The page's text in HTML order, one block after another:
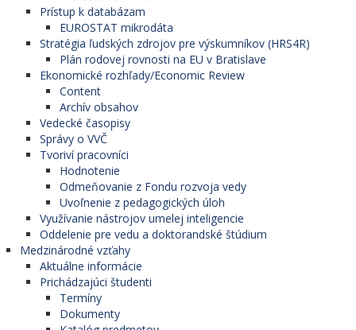
Prístup k databázam
EUROSTAT mikrodáta
Stratégia ľudských zdrojov pre výskumníkov (HRS4R)
Plán rodovej rovnosti na EU v Bratislave
Ekonomické rozhľady/Economic Review
Content
Archív obsahov
Vedecké časopisy
Správy o VVČ
Tvoriví pracovníci
Hodnotenie
Odmeňovanie z Fondu rozvoja vedy
Uvoľnenie z pedagogických úloh
Využívanie nástrojov umelej inteligencie
Oddelenie pre vedu a doktorandské štúdium
Medzinárodné vzťahy
Aktuálne informácie
Prichádzajúci študenti
Termíny
Dokumenty